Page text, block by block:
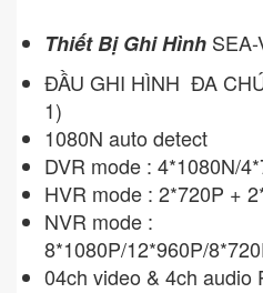
Thiết Bị Ghi Hình
ĐẦU GHI HÌNH ĐA
1)
1080N auto detect
DVR mode : 4*1080N/
HVR mode : 2*720P +
NVR mode :
8*1080P/12*960P/
04ch video & 4ch audio